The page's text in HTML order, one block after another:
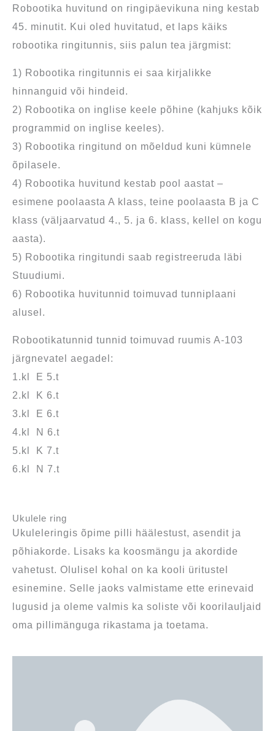
Robootika huvitund on ringipäevikuna ning kestab
45. minutit. Kui oled huvitatud, et laps käiks
robootika ringitunnis, siis palun tea järgmist:
1) Robootika ringitunnis ei saa kirjalikke
hinnanguid või hindeid.
2) Robootika on inglise keele põhine (kahjuks kõik
programmid on inglise keeles).
3) Robootika ringitund on mõeldud kuni kümnele
õpilasele.
4) Robootika huvitund kestab pool aastat –
esimene poolaasta A klass, teine poolaasta B ja C
klass (väljaarvatud 4., 5. ja 6. klass, kellel on kogu
aasta).
5) Robootika ringitundi saab registreeruda läbi
Stuudiumi.
6) Robootika huvitunnid toimuvad tunniplaani
alusel.
Robootikatunnid tunnid toimuvad ruumis A-103
järgnevatel aegadel:
1.kl E 5.t
2.kl K 6.t
3.kl E 6.t
4.kl N 6.t
5.kl K 7.t
6.kl N 7.t
Ukulele ring
Ukuleleringis õpime pilli häälestust, asendit ja
põhiakorde. Lisaks ka koosmängu ja akordide
vahetust. Olulisel kohal on ka kooli üritustel
esinemine. Selle jaoks valmistame ette erinevaid
lugusid ja oleme valmis ka soliste või koorilauljaid
oma pillimänguga rikastama ja toetama.